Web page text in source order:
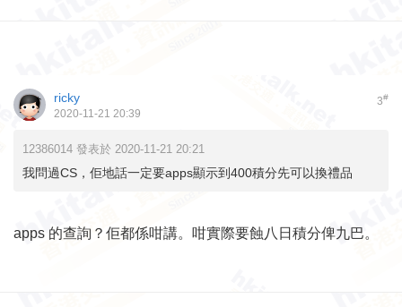
3#
ricky
2020-11-21 20:39
12386014 發表於 2020-11-21 20:21
我問過CS，佢地話一定要apps顯示到400積分先可以換禮品
apps 的查詢？佢都係咁講。咁實際要蝕八日積分俾九巴。